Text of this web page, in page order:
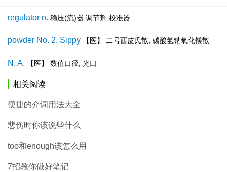
regulator n. 稳压(流)器,调节剂,校准器
powder No. 2. Sippy 【医】 二号西皮氏散, 碳酸氢钠氧化镁散
N. A. 【医】 数值口径, 光口
相关阅读
便捷的介词用法大全
悲伤时你该说些什么
too和enough该怎么用
7招教你做好笔记